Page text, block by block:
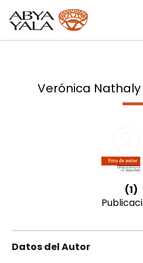
Verónica
(1)
Datos del Autor